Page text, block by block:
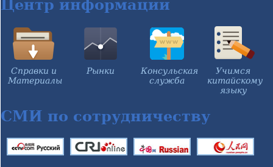
Центр информации
Справки и
Материалы
Рынки
Консульская
служба
Учимся
китайскому
языку
СМИ по сотрудничеству